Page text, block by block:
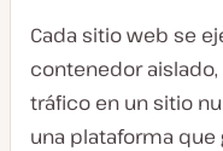
Cada sitio web se
contenedor
tráfico en un sitio
una plataforma